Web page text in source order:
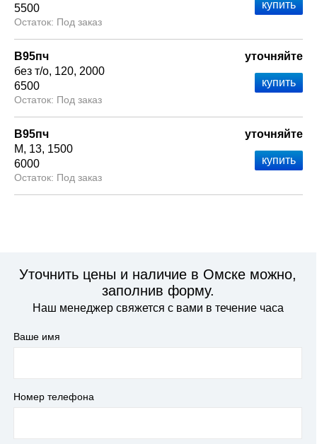
5500
Под заказ
В95пч
без т/о 120 2000
6500
Под заказ
уточняйте
В95пч
М
13 1500
6000
Под заказ
уточняйте
Уточнить цены и наличие в Омске можно,
заполнив форму.
Наш менеджер свяжется с вами в течение часа
Ваше имя
Номер телефона